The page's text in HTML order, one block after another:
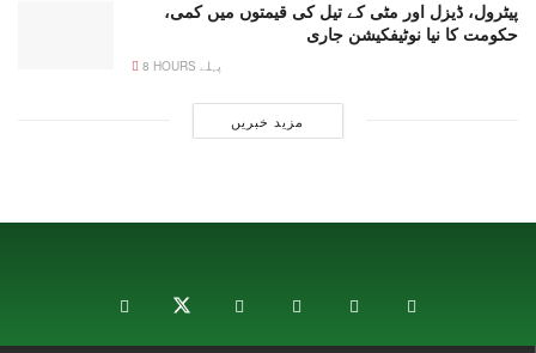
پیٹرول، ڈیزل اور مٹی کے تیل کی قیمتوں میں کمی،
حکومت کا نیا نوٹیفکیشن جاری
8 HOURS پہلے
مزید خبریں